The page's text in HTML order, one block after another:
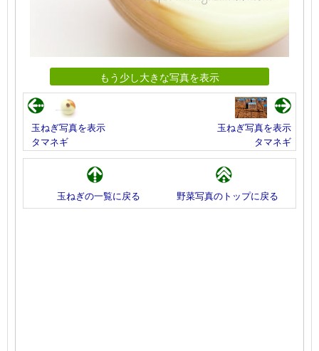
もう少し大きな写真を表示
玉ねぎ写真を表示
タマネギ
玉ねぎ写真を表示
タマネギ
玉ねぎの一覧に戻る 野菜写真のトップに戻る